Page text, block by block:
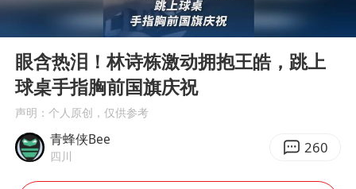
肖国栋晋级 特鲁姆普爆冷出局
BLG经理辟谣Bin离队
以军士兵把枪口对准中国记者
上门女婿出轨女邻居多年被判重婚罪
Play
眼含热泪！林诗栋激动拥抱王皓，跳上
球桌手指胸前国旗庆祝
声明：个人原创，仅供参考
青蜂侠Bee
四川 260